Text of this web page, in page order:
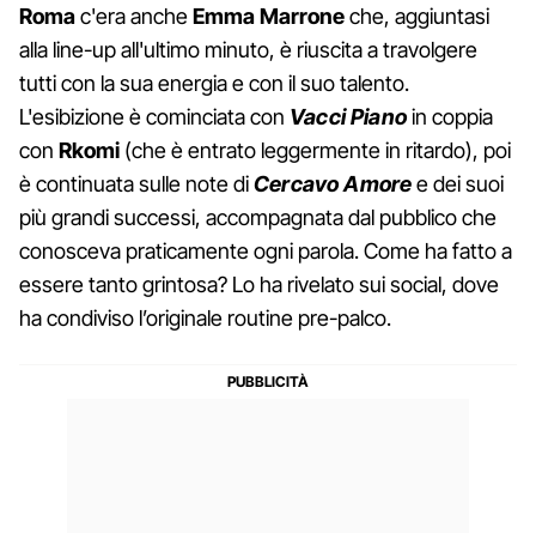
Romac'era ancheEmma Marroneche, aggiuntasi
alla line-up all'ultimo minuto, è riuscita a travolgere
tutti con la sua energia e con il suo talento.
L'esibizione è cominciata con Vacci Pianoin coppia
con Rkomi (che è entrato leggermente in ritardo), poi
è continuata sulle note diCercavo Amoree dei suoi
più grandi successi, accompagnata dal pubblico che
conosceva praticamente ogni parola. Come ha fatto a
essere tanto grintosa? Lo ha rivelato sui social, dove
ha condiviso l’originale routine pre-palco.